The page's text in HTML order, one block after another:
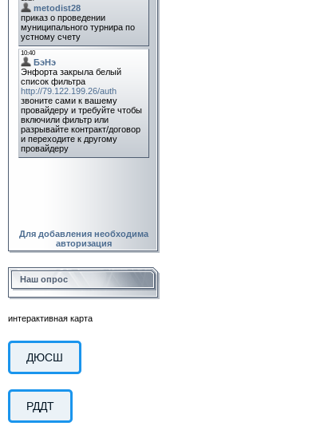
Для добавления необходима
авторизация
Наш опрос
интерактивная карта
ДЮСШ
РДДТ